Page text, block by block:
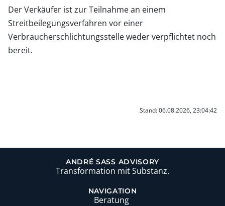
Der Verkäufer ist zur Teilnahme an einem
Streitbeilegungsverfahren vor einer
Verbraucherschlichtungsstelle weder verpflichtet noch
bereit.
Stand: 06.08.2026, 23:04:42
ANDRÉ SASS ADVISORY
Transformation mit Substanz.
NAVIGATION
Beratung